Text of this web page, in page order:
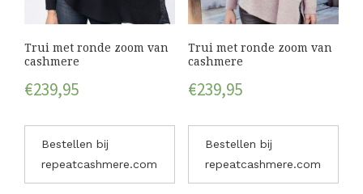
Trui met ronde zoom van
cashmere
€239,95
Bestellen bij
repeatcashmere.com
Trui met ronde zoom van
cashmere
€239,95
Bestellen bij
repeatcashmere.com